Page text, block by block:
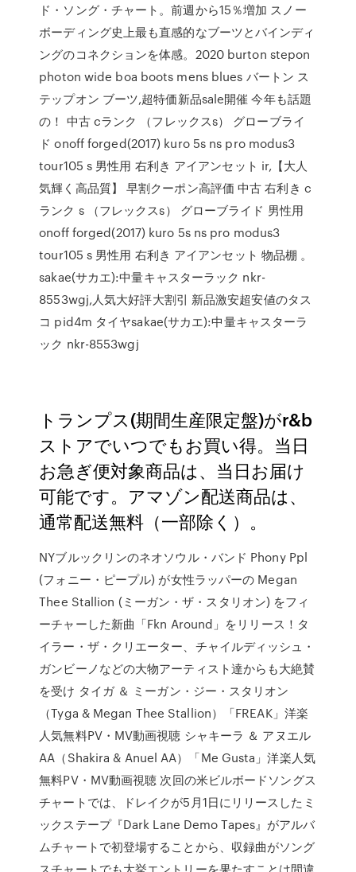
ド・ソング・チャート。前週から15％増加 スノー
ボーディング史上最も直感的なブーツとバインディ
ングのコネクションを体感。2020 burton stepon
photon wide boa boots mens blues バートン ス
テップオン ブーツ,超特価新品sale開催 今年も話題
の！ 中古 cランク （フレックスs） グローブライ
ド onoff forged(2017) kuro 5s ns pro modus3
tour105 s 男性用 右利き アイアンセット ir,【大人
気輝く高品質】 早割クーポン高評価 中古 右利き c
ランク s （フレックスs） グローブライド 男性用
onoff forged(2017) kuro 5s ns pro modus3
tour105 s 男性用 右利き アイアンセット 物品棚 。
sakae(サカエ):中量キャスターラック nkr-
8553wgj,人気大好評大割引 新品激安超安値のタス
コ pid4m タイヤsakae(サカエ):中量キャスターラ
ック nkr-8553wgj
トランプス(期間生産限定盤)がr&b
ストアでいつでもお買い得。当日
お急ぎ便対象商品は、当日お届け
可能です。アマゾン配送商品は、
通常配送無料（一部除く）。
NYブルックリンのネオソウル・バンド Phony Ppl
(フォニー・ピープル) が女性ラッパーの Megan
Thee Stallion (ミーガン・ザ・スタリオン) をフィ
ーチャーした新曲「Fkn Around」をリリース！タ
イラー・ザ・クリエーター、チャイルディッシュ・
ガンビーノなどの大物アーティスト達からも大絶賛
を受け タイガ ＆ ミーガン・ジー・スタリオン
（Tyga & Megan Thee Stallion）「FREAK」洋楽
人気無料PV・MV動画視聴 シャキーラ ＆ アヌエル
AA（Shakira & Anuel AA）「Me Gusta」洋楽人気
無料PV・MV動画視聴 次回の米ビルボードソングス
チャートでは、ドレイクが5月1日にリリースしたミ
ックステープ『Dark Lane Demo Tapes』がアルバ
ムチャートで初登場することから、収録曲がソング
スチャートでも大挙エントリーを果たすことは間違